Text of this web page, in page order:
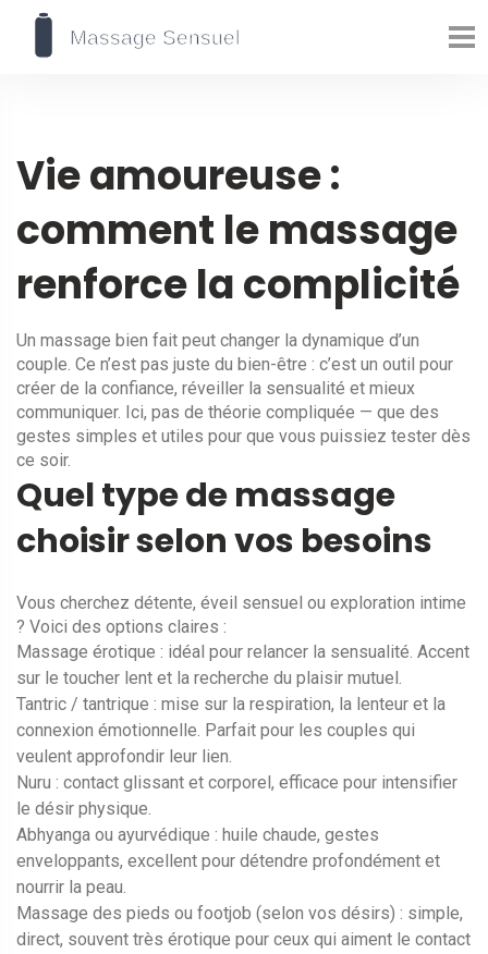
Vie amoureuse :
comment le massage
renforce la complicité
Un massage bien fait peut changer la dynamique d’un
couple. Ce n’est pas juste du bien-être : c’est un outil pour
créer de la confiance, réveiller la sensualité et mieux
communiquer. Ici, pas de théorie compliquée — que des
gestes simples et utiles pour que vous puissiez tester dès
ce soir.
Quel type de massage
choisir selon vos besoins
Vous cherchez détente, éveil sensuel ou exploration intime
? Voici des options claires :
Massage érotique : idéal pour relancer la sensualité. Accent
sur le toucher lent et la recherche du plaisir mutuel.
Tantric / tantrique : mise sur la respiration, la lenteur et la
connexion émotionnelle. Parfait pour les couples qui
veulent approfondir leur lien.
Nuru : contact glissant et corporel, efficace pour intensifier
le désir physique.
Abhyanga ou ayurvédique : huile chaude, gestes
enveloppants, excellent pour détendre profondément et
nourrir la peau.
Massage des pieds ou footjob (selon vos désirs) : simple,
direct, souvent très érotique pour ceux qui aiment le contact